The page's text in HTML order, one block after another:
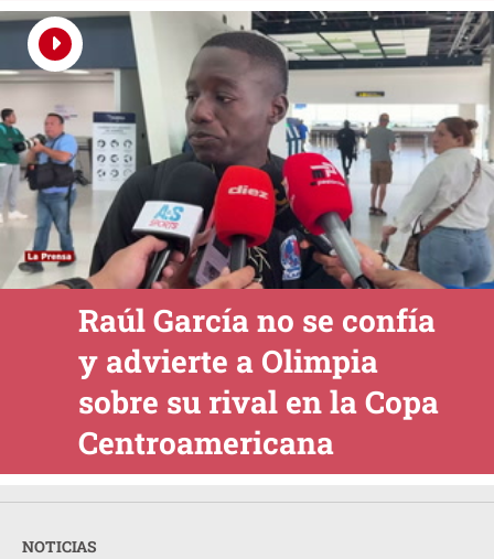
Raúl García no se confía
y advierte a Olimpia
sobre su rival en la Copa
Centroamericana
NOTICIAS